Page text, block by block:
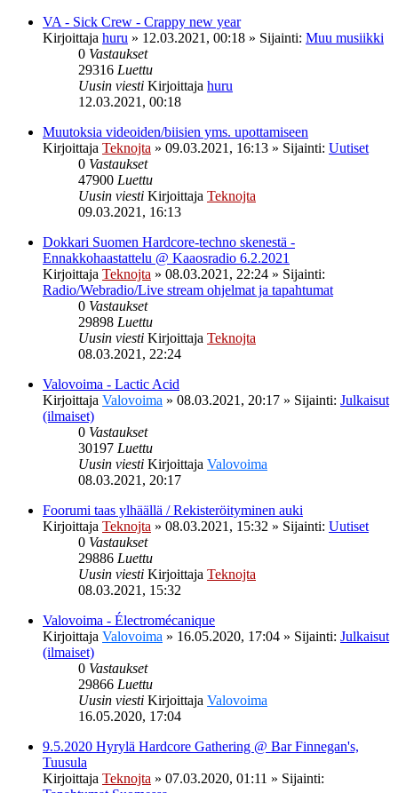
VA - Sick Crew - Crappy new year
Kirjoittaja huru » 12.03.2021, 00:18 » Sijainti: Muu musiikki
0 Vastaukset
29316 Luettu
Uusin viesti Kirjoittaja huru
12.03.2021, 00:18
Muutoksia videoiden/biisien yms. upottamiseen
Kirjoittaja Teknojta » 09.03.2021, 16:13 » Sijainti: Uutiset
0 Vastaukset
47900 Luettu
Uusin viesti Kirjoittaja Teknojta
09.03.2021, 16:13
Dokkari Suomen Hardcore-techno skenestä -
Ennakkohaastattelu @ Kaaosradio 6.2.2021
Kirjoittaja Teknojta » 08.03.2021, 22:24 » Sijainti:
Radio/Webradio/Live stream ohjelmat ja tapahtumat
0 Vastaukset
29898 Luettu
Uusin viesti Kirjoittaja Teknojta
08.03.2021, 22:24
Valovoima - Lactic Acid
Kirjoittaja Valovoima » 08.03.2021, 20:17 » Sijainti: Julkaisut
(ilmaiset)
0 Vastaukset
30197 Luettu
Uusin viesti Kirjoittaja Valovoima
08.03.2021, 20:17
Foorumi taas ylhäällä / Rekisteröityminen auki
Kirjoittaja Teknojta » 08.03.2021, 15:32 » Sijainti: Uutiset
0 Vastaukset
29886 Luettu
Uusin viesti Kirjoittaja Teknojta
08.03.2021, 15:32
Valovoima - Électromécanique
Kirjoittaja Valovoima » 16.05.2020, 17:04 » Sijainti: Julkaisut
(ilmaiset)
0 Vastaukset
29866 Luettu
Uusin viesti Kirjoittaja Valovoima
16.05.2020, 17:04
9.5.2020 Hyrylä Hardcore Gathering @ Bar Finnegan's,
Tuusula
Kirjoittaja Teknojta » 07.03.2020, 01:11 » Sijainti: